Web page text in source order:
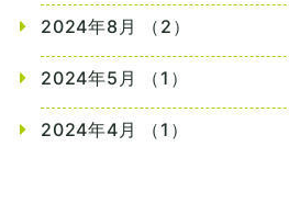
2024年8月 （2）
2024年5月 （1）
2024年4月 （1）